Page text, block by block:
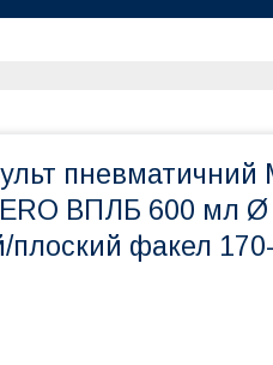
пневматичний
ВПЛБ 600 мл
плоский факел